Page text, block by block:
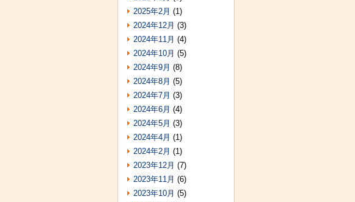
2025年2月 (1)
2024年12月 (3)
2024年11月 (4)
2024年10月 (5)
2024年9月 (8)
2024年8月 (5)
2024年7月 (3)
2024年6月 (4)
2024年5月 (3)
2024年4月 (1)
2024年2月 (1)
2023年12月 (7)
2023年11月 (6)
2023年10月 (5)